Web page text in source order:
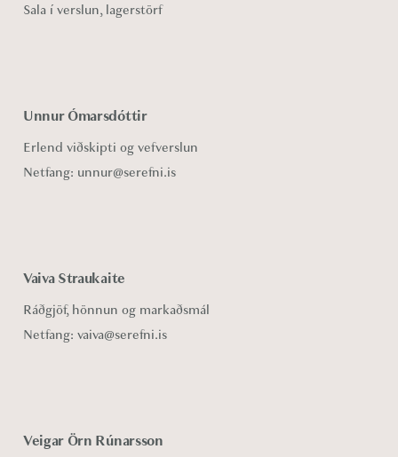
Sala í verslun, lagerstörf
Unnur Ómarsdóttir
Erlend viðskipti og vefverslun
Netfang: unnur@serefni.is
Vaiva Straukaite
Ráðgjöf, hönnun og markaðsmál
Netfang: vaiva@serefni.is
Veigar Örn Rúnarsson